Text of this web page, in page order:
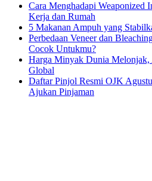
Cara Menghadapi Weaponized
Kerja dan Rumah
5 Makanan Ampuh yang
Perbedaan Veneer dan
Cocok Untukmu?
Harga Minyak Dunia Melonjak,
Global
Daftar Pinjol Resmi OJK
Ajukan Pinjaman